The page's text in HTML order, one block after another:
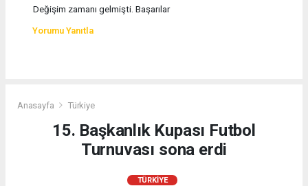
Değişim zamanı gelmişti. Başarılar
Yorumu Yanıtla
Anasayfa Türkiye
15. Başkanlık Kupası Futbol
Turnuvası sona erdi
TÜRKIYE